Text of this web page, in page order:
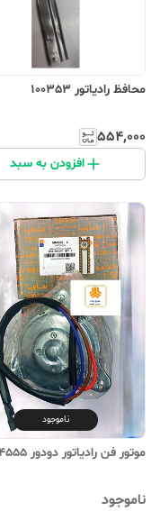
محافظ رادیاتور 100353
۵۵۴٬۰۰۰
افزودن به سبد
ناموجود
موتور فن رادیاتور دودور 504555
ناموجود